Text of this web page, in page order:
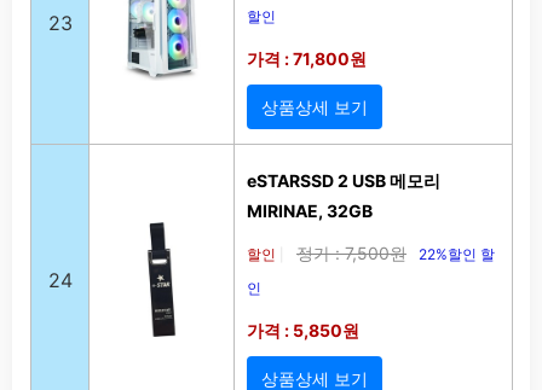
23
할인
가격 : 71,800원
상품상세 보기
24
eSTARSSD 2 USB 메모리
MIRINAE, 32GB
할인 정가 : 7,500원
22%할인 할
인
가격 : 5,850원
상품상세 보기